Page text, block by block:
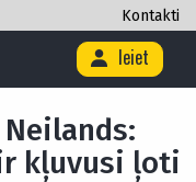
Kontakti
Ieiet
Krists Neilands: Datu
kļuvusi ļoti